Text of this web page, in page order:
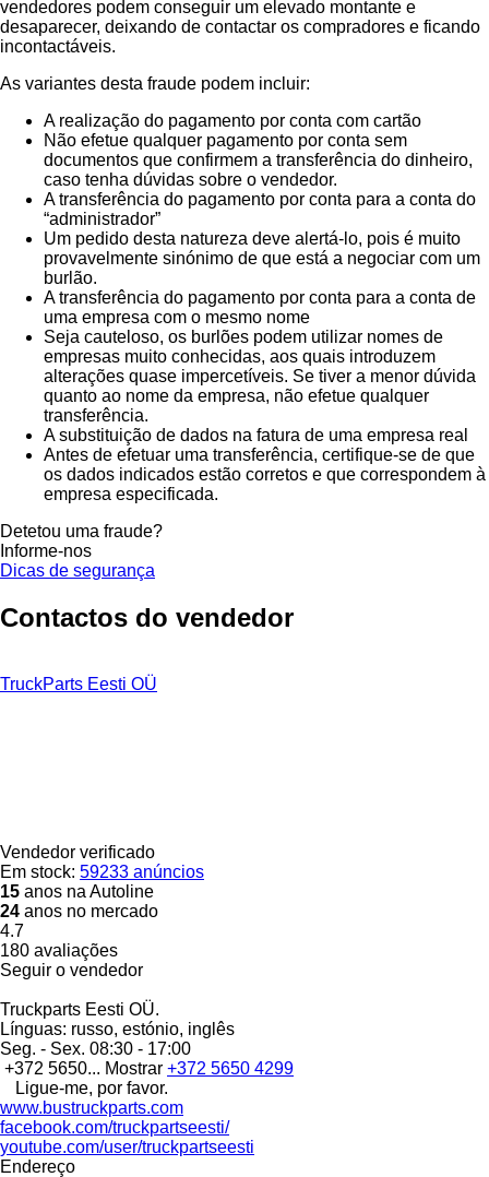
vendedores podem conseguir um elevado montante e
desaparecer, deixando de contactar os compradores e ficando
incontactáveis.
As variantes desta fraude podem incluir:
A realização do pagamento por conta com cartão
Não efetue qualquer pagamento por conta sem
documentos que confirmem a transferência do dinheiro,
caso tenha dúvidas sobre o vendedor.
A transferência do pagamento por conta para a conta do
“administrador”
Um pedido desta natureza deve alertá-lo, pois é muito
provavelmente sinónimo de que está a negociar com um
burlão.
A transferência do pagamento por conta para a conta de
uma empresa com o mesmo nome
Seja cauteloso, os burlões podem utilizar nomes de
empresas muito conhecidas, aos quais introduzem
alterações quase impercetíveis. Se tiver a menor dúvida
quanto ao nome da empresa, não efetue qualquer
transferência.
A substituição de dados na fatura de uma empresa real
Antes de efetuar uma transferência, certifique-se de que
os dados indicados estão corretos e que correspondem à
empresa especificada.
Detetou uma fraude?
Informe-nos
Dicas de segurança
Contactos do vendedor
TruckParts Eesti OÜ
Vendedor verificado
Em stock: 59233 anúncios
15 anos na Autoline
24 anos no mercado
4.7
180 avaliações
Seguir o vendedor
Truckparts Eesti OÜ.
Línguas: russo, estónio, inglês
Seg. - Sex. 08:30 - 17:00
+372 5650... Mostrar +372 5650 4299
Ligue-me, por favor.
www.bustruckparts.com
facebook.com/truckpartseesti/
youtube.com/user/truckpartseesti
Endereço